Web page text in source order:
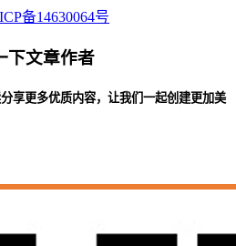
备14630064号
下文章作者
享更多优质内容，让我们一起创建更加美